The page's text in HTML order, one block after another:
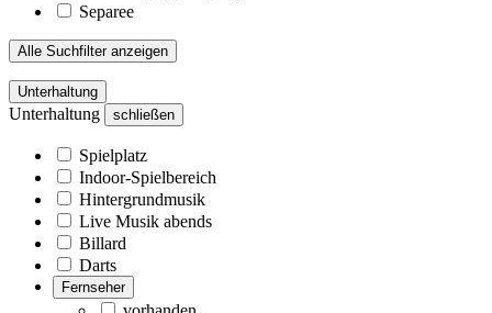
Separee
Alle Suchfilter anzeigen
Unterhaltung
Unterhaltung schließen
Spielplatz
Indoor-Spielbereich
Hintergrundmusik
Live Musik abends
Billard
Darts
Fernseher